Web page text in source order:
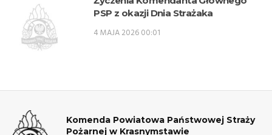
PSP z okazji Dnia Strażaka
4 MAJA 2026 00:01
Komenda Powiatowa Państwowej Straży
Pożarnej w Krasnymstawie